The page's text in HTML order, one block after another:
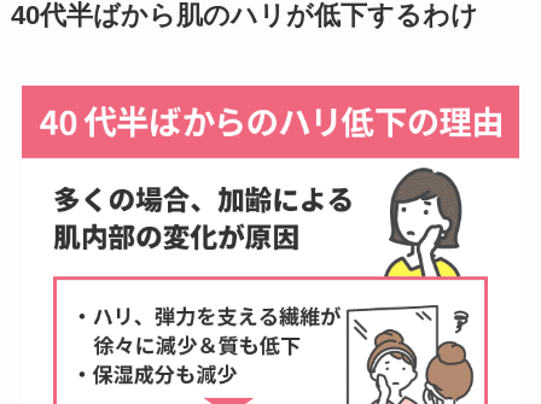
40代半ばから肌のハリが低下するわけ